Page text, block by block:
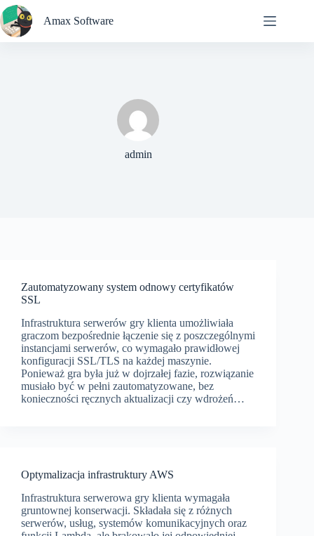
Przejdź
do
treści
Amax Software
admin
Zautomatyzowany system odnowy certyfikatów
SSL
Infrastruktura serwerów gry klienta umożliwiała
graczom bezpośrednie łączenie się z poszczególnymi
instancjami serwerów, co wymagało prawidłowej
konfiguracji SSL/TLS na każdej maszynie.
Ponieważ gra była już w dojrzałej fazie, rozwiązanie
musiało być w pełni zautomatyzowane, bez
konieczności ręcznych aktualizacji czy wdrożeń…
Optymalizacja infrastruktury AWS
Infrastruktura serwerowa gry klienta wymagała
gruntownej konserwacji. Składała się z różnych
serwerów, usług, systemów komunikacyjnych oraz